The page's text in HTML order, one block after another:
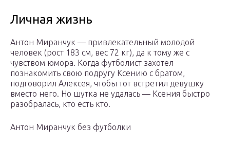
Личная жизнь
Антон Миранчук — привлекательный молодой
человек (рост 183 см, вес 72 кг), да к тому же с
чувством юмора. Когда футболист захотел
познакомить свою подругу Ксению с братом,
подговорил Алексея, чтобы тот встретил девушку
вместо него. Но шутка не удалась — Ксения быстро
разобралась, кто есть кто.
Антон Миранчук без футболки